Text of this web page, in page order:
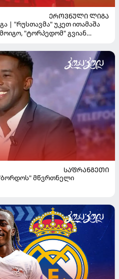
ᲔᲠᲝᲕᲜᲣᲚᲘ ᲚᲘᲒᲐ
| "რუსთავმა" უკეთ ითამაშა
"ტორპედომ" გვიან
ᲡᲐᲤᲠᲐᲜᲒᲔᲗᲘ
მწვრთნელი